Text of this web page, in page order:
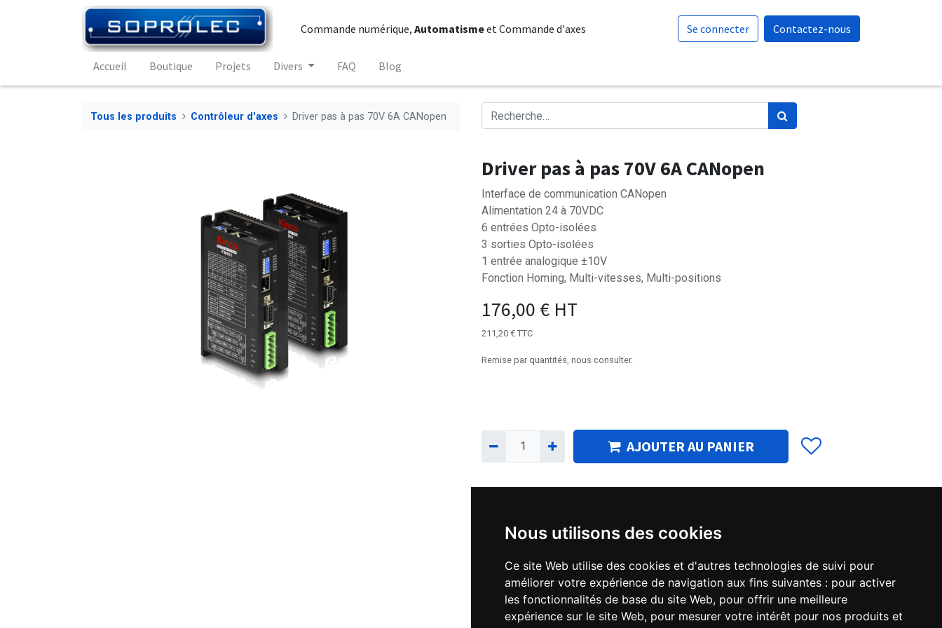
Nous utilisons des cookies
Ce site Web utilise des cookies et d'autres technologies de suivi pour
améliorer votre expérience de navigation aux fins suivantes : pour activer
les fonctionnalités de base du site Web, pour offrir une meilleure
expérience sur le site Web, pour mesurer votre intérêt pour nos produits et
Commande numérique,Automatismeet Commande d'axes Se connecter Contactez-nous
Accueil Boutique Projets Divers FAQ Blog
Tous les produits Contrôleur d'axes Driver pas à pas 70V 6A CANopen
Driver pas à pas 70V 6A CANopen
Interface de communication CANopen
Alimentation 24 à 70VDC
6 entrées Opto-isolées
3 sorties Opto-isolées
1 entrée analogique ±10V
Fonction Homing, Multi-vitesses, Multi-positions
176,00 € HT
211,20 € TTC
Remise par quantités, nous consulter.
AJOUTER AU PANIER
Logiciel de paramétrage KincoStep V1_6.zip
Fichier EDS CANopen.eds